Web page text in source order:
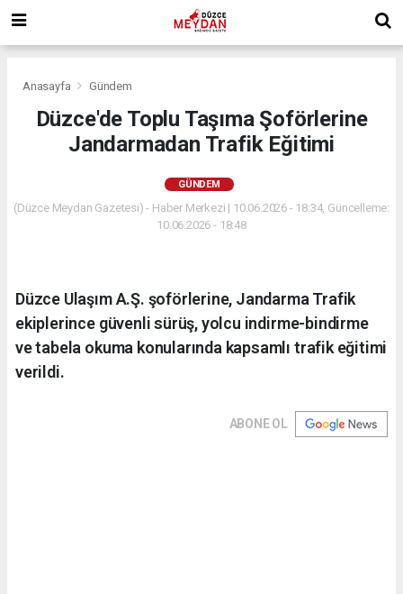
Anasayfa Gündem
Düzce'de Toplu Taşıma Şoförlerine
Jandarmadan Trafik Eğitimi
GÜNDEM
(Düzce Meydan Gazetesi) - Haber Merkezi | 10.06.2026 - 18:34, Güncelleme:
10.06.2026 - 18:48
Düzce Ulaşım A.Ş. şoförlerine, Jandarma Trafik
ekiplerince güvenli sürüş, yolcu indirme-bindirme
ve tabela okuma konularında kapsamlı trafik eğitimi
verildi.
ABONE OL